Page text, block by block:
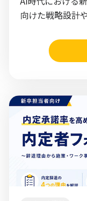
向けた戦略設計